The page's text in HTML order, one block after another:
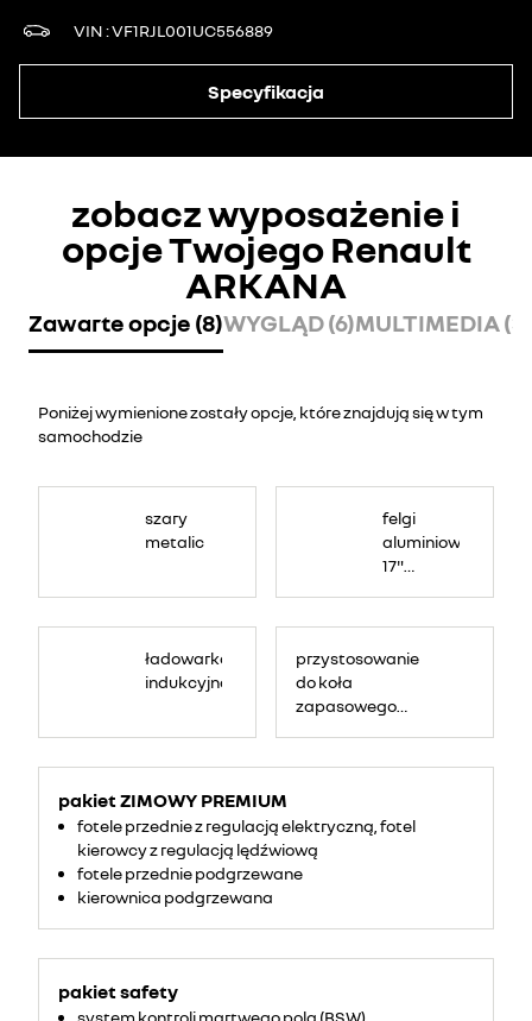
VIN VF1RJL001UC556889
Specyfikacja
zobacz wyposażenie i
opcje Twojego Renault
ARKANA
Zawarte opcje (8)WYGLĄD (6)MULTIMEDIA (3)
Poniżej wymienione zostały opcje, które znajdują się w tym
samochodzie
szary
metalic
felgi
aluminiowe
17"
ładowarka
indukcyjna
pakiet ZIMOWY PREMIUM
fotele przednie z regulacją elektryczną, fotel
kierowcy z regulacją lędźwiową
fotele przednie podgrzewane
kierownica podgrzewana
pakiet safety
przystosowanie
do koła
zapasowego